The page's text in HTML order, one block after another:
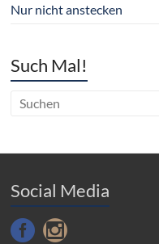
Nur nicht anstecken
Such Mal!
Social Media